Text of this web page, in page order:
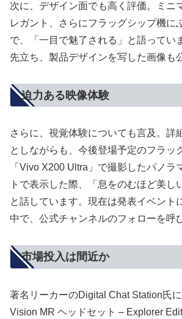
次に、デザイン面でも高く評価。ミニ
レガント、さらにフラッグシップ機に
で、「一目で魅了される」と語ってい
先立ち、製品デザインを写した画像も
迫力ある映像体験
さらに、視覚体験についても言及。詳
としながらも、今後登場予定のフラッ
「Vivo X200 Ultra」で撮影したパノラ
トで表示した際、「息をのむほど美し
と話しています。現在は発表イベント
中で、公式チャンネルのフォローを呼
市場投入は間近か
著名リーカーのDigital Chat Station氏
Vision MR ヘッドセット – Explorer